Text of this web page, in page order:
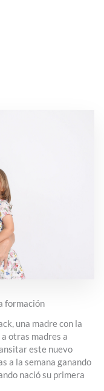
formación
una madre con la
otras madres a
este nuevo
a la semana ganando
nació su primera